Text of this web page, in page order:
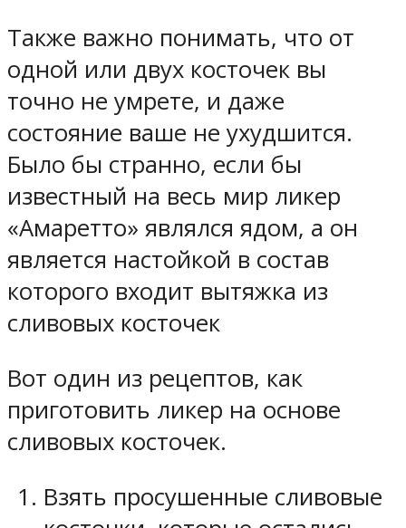
Также важно понимать, что от
одной или двух косточек вы
точно не умрете, и даже
состояние ваше не ухудшится.
Было бы странно, если бы
известный на весь мир ликер
«Амаретто» являлся ядом, а он
является настойкой в состав
которого входит вытяжка из
сливовых косточек
Вот один из рецептов, как
приготовить ликер на основе
сливовых косточек.
Взять просушенные сливовые